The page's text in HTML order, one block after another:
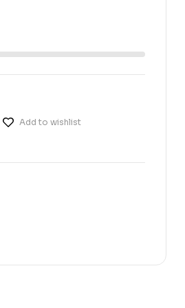
Add to wishlist